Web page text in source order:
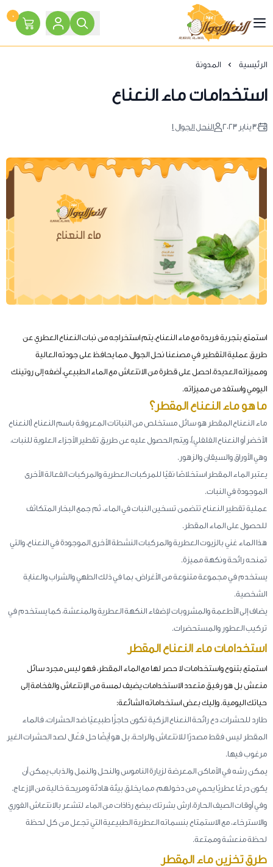
النحل الجوال
٠
الرئيسية المدونة
استخدامات ماء النعناع
٣٠ يناير ٢٠٢٣ النحل الجوال 1
استمتع بتجربة فريدة مع ماء النعناع، يتم استخراجه من نبات النعناع العطري عن
طريق عملية التقطير في مصنعنا نحل الجوال، مما يحافظ على جودته العالية
ومميزاته العديدة، احصل على قطرة من الانتعاش مع الماء الطبيعي، أضفه إلى روتينك
اليومي واستفد من مميزاته.
ما هو ماء النعناع المقطر؟
ماء النعناع المقطر هو سائل مستخلص من النباتات المعروفة باسم النعناع (النعناع
الأخضر أو النعناع الفلفلي)، ويتم الحصول عليه عن طريق تقطير الأجزاء العلوية للنبات،
وهي الأوراق والسيقان والزهور.
يعتبر الماء المقطر استخلاصًا نقيًا للمركبات العطرية والمركبات الفعالة الأخرى
الموجودة في النبات.
عملية تقطير النعناع تتضمن تسخين النبات في الماء، ثم جمع البخار المتكاثف
للحصول على الماء المقطر.
هذا الماء غني بالزيوت العطرية والمركبات النشطة الأخرى الموجودة في النعناع، والتي
تمنحه رائحة ونكهة مميزة.
يستخدم في مجموعة متنوعة من الأغراض، بما في ذلك الطهي والشراب والعناية
الشخصية.
يضاف إلى الأطعمة والمشروبات لإضفاء النكهة العطرية والمنعشة، كما يستخدم في
تركيب العطور والمستحضرات.
استخدامات ماء النعناع المقطر
استمتع بتنوع واستخدامات لا حصر لها مع الماء المقطر، فهو ليس مجرد سائل
منعش بل هو رفيق متعدد الاستخدامات يضيف لمسة من الإنتعاش والفخامة إلى
حياتك اليومية. وإليك بعض استخداماته الشائعة:
طارد للحشرات، دع رائحة النعناع الزكية تكون حاجزًا طبيعيًا ضد الحشرات، فالماء
المقطر ليس فقط مصدرًا للانتعاش والراحة، بل هو أيضًا حل فعّال لصد الحشرات الغير
مرغوب فيها.
يمكنرشه في الأماكن المعرضة لزيارة الناموس والنحل والنمل والذباب يمكن أن
يكون درعًا عطريًا يحمي من دخولهم، مما يخلق بيئة هادئة ومريحة خالية من الإزعاج.
وفي أوقات الصيف الحارة، ارش بشرتك ببضع رذاذات من الماء لتشعر بالانتعاش الفوري
والاسترخاء، مع الاستمتاع بنسماته العطرية الطبيعية التي تجعل من كل لحظة
لحظة منعشة وممتعة.
طرق تخزين ماء المقطر